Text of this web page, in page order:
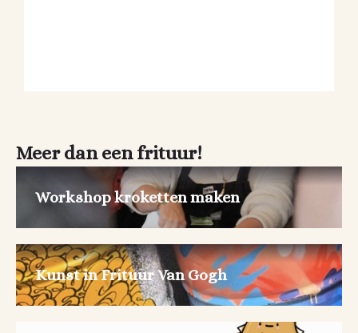
Meer dan een frituur!
Workshop kroketten maken
Kunst in Frituur Van Gogh